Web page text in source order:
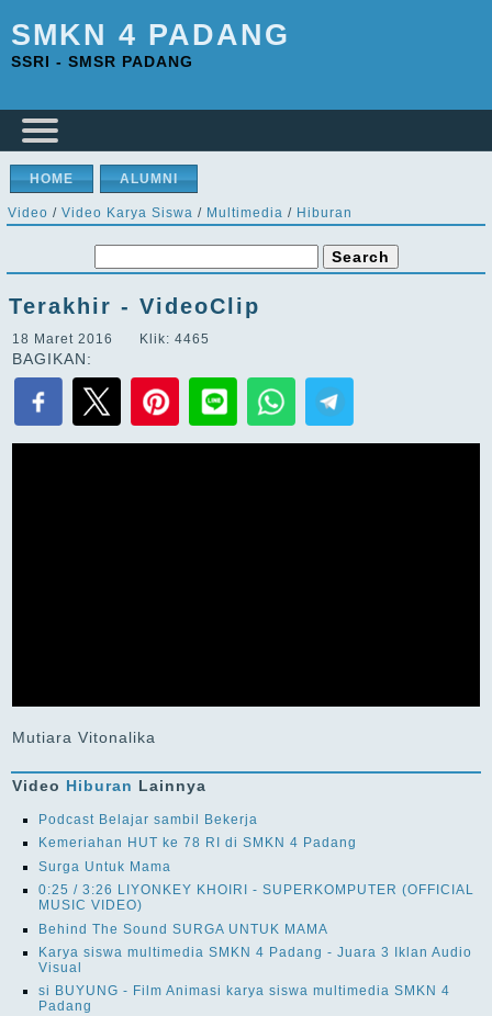
SMKN 4 PADANG
SSRI - SMSR PADANG
HOME ALUMNI
Video / Video Karya Siswa / Multimedia / Hiburan
Terakhir - VideoClip
18 Maret 2016 Klik: 4465
BAGIKAN:
Mutiara Vitonalika
Video Hiburan Lainnya
Podcast Belajar sambil Bekerja
Kemeriahan HUT ke 78 RI di SMKN 4 Padang
Surga Untuk Mama
0:25 / 3:26 LIYONKEY KHOIRI - SUPERKOMPUTER (OFFICIAL
MUSIC VIDEO)
Behind The Sound SURGA UNTUK MAMA
Karya siswa multimedia SMKN 4 Padang - Juara 3 Iklan Audio
Visual
si BUYUNG - Film Animasi karya siswa multimedia SMKN 4
Padang